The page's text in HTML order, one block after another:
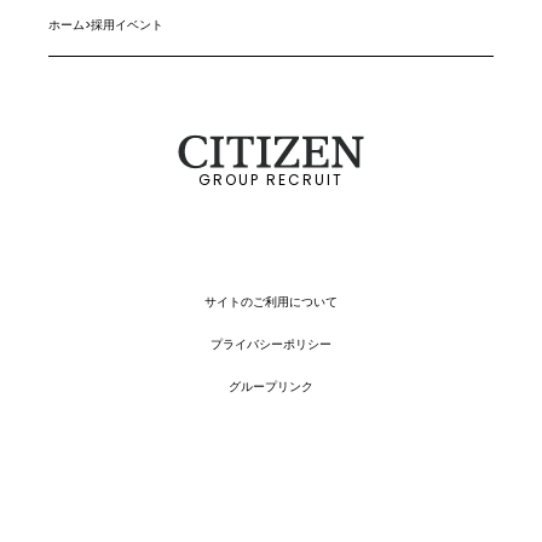
ホーム>採用イベント
GROUP RECRUIT
サイトのご利用について
プライバシーポリシー
グループリンク